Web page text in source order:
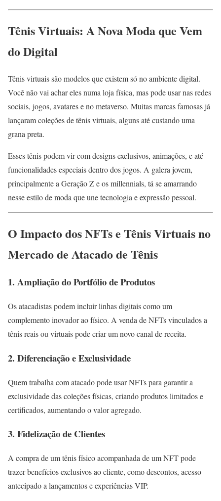
Tênis Virtuais: A Nova Moda que Vem
do Digital
Tênis virtuais são modelos que existem só no ambiente digital.
Você não vai achar eles numa loja física, mas pode usar nas redes
sociais, jogos, avatares e no metaverso. Muitas marcas famosas já
lançaram coleções de tênis virtuais, alguns até custando uma
grana preta.
Esses tênis podem vir com designs exclusivos, animações, e até
funcionalidades especiais dentro dos jogos. A galera jovem,
principalmente a Geração Z e os millennials, tá se amarrando
nesse estilo de moda que une tecnologia e expressão pessoal.
O Impacto dos NFTs e Tênis Virtuais no
Mercado de Atacado de Tênis
1. Ampliação do Portfólio de Produtos
Os atacadistas podem incluir linhas digitais como um
complemento inovador ao físico. A venda de NFTs vinculados a
tênis reais ou virtuais pode criar um novo canal de receita.
2. Diferenciação e Exclusividade
Quem trabalha com atacado pode usar NFTs para garantir a
exclusividade das coleções físicas, criando produtos limitados e
certificados, aumentando o valor agregado.
3. Fidelização de Clientes
A compra de um tênis físico acompanhada de um NFT pode
trazer benefícios exclusivos ao cliente, como descontos, acesso
antecipado a lançamentos e experiências VIP.